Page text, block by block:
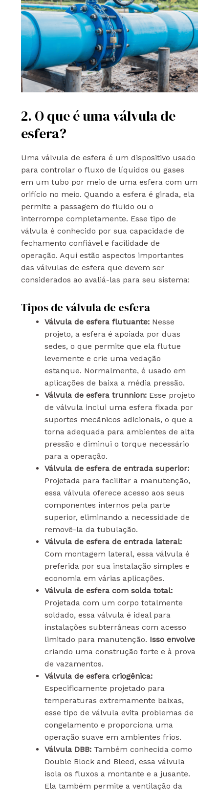
2. O que é uma válvula de
esfera?
Uma válvula de esfera é um dispositivo usado
para controlar o fluxo de líquidos ou gases
em um tubo por meio de uma esfera com um
orifício no meio. Quando a esfera é girada, ela
permite a passagem do fluido ou o
interrompe completamente. Esse tipo de
válvula é conhecido por sua capacidade de
fechamento confiável e facilidade de
operação. Aqui estão aspectos importantes
das válvulas de esfera que devem ser
considerados ao avaliá-las para seu sistema:
Tipos de válvula de esfera
Válvula de esfera flutuante:Nesse
projeto, a esfera é apoiada por duas
sedes, o que permite que ela flutue
levemente e crie uma vedação
estanque. Normalmente, é usado em
aplicações de baixa a média pressão.
Válvula de esfera trunnion:Esse projeto
de válvula inclui uma esfera fixada por
suportes mecânicos adicionais, o que a
torna adequada para ambientes de alta
pressão e diminui o torque necessário
para a operação.
Válvula de esfera de entrada superior:
Projetada para facilitar a manutenção,
essa válvula oferece acesso aos seus
componentes internos pela parte
superior, eliminando a necessidade de
removê-la da tubulação.
Válvula de esfera de entrada lateral:
Com montagem lateral, essa válvula é
preferida por sua instalação simples e
economia em várias aplicações.
Válvula de esfera com solda total:
Projetada com um corpo totalmente
soldado, essa válvula é ideal para
instalações subterrâneas com acesso
limitado para manutenção. Isso envolve
criando uma construção forte e à prova
de vazamentos.
Válvula de esfera criogênica:
Especificamente projetado para
temperaturas extremamente baixas,
esse tipo de válvula evita problemas de
congelamento e proporciona uma
operação suave em ambientes frios.
Válvula DBB:Também conhecida como
Double Block and Bleed, essa válvula
isola os fluxos a montante e a jusante.
Ela também permite a ventilação da